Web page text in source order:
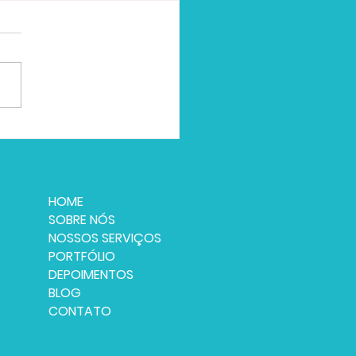
HOME
SOBRE NÓS
NOSSOS SERVIÇOS
PORTFÓLIO
DEPOIMENTOS
BLOG
CONTATO